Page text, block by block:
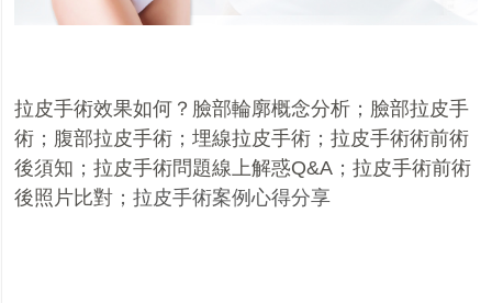
拉皮手術效果如何？臉部輪廓概念分析 ； 臉部拉皮手
術 ； 腹部拉皮手術 ；埋線拉皮手術 ；拉皮手術術前術
後須知 ；拉皮手術問題線上解惑Q&A ；拉皮手術前術
後照片比對 ；拉皮手術案例心得分享